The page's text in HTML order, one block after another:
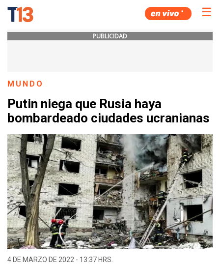
☰
PUBLICIDAD
MUNDO
Putin niega que Rusia haya
bombardeado ciudades ucranianas
4 DE MARZO DE 2022 - 13:37 HRS.